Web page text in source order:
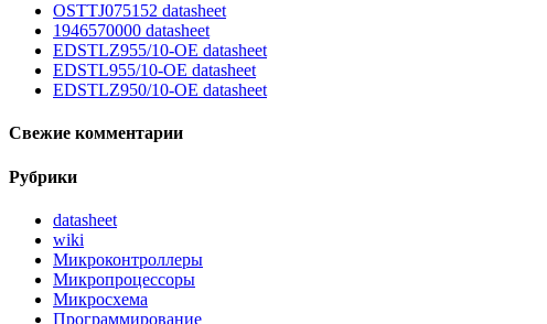
OSTTJ075152 datasheet
1946570000 datasheet
EDSTLZ955/10-OE datasheet
EDSTL955/10-OE datasheet
EDSTLZ950/10-OE datasheet
Свежие комментарии
Рубрики
datasheet
wiki
Микроконтроллеры
Микропроцессоры
Микросхема
Программирование